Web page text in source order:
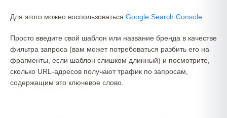
Для этого можно воспользоваться Google Search Console
Просто введите свой шаблон или название бренда в качестве
фильтра запроса (вам может потребоваться разбить его на
фрагменты, если шаблон слишком длинный) и посмотрите,
сколько URL-адресов получают трафик по запросам,
содержащим это ключевое слово.